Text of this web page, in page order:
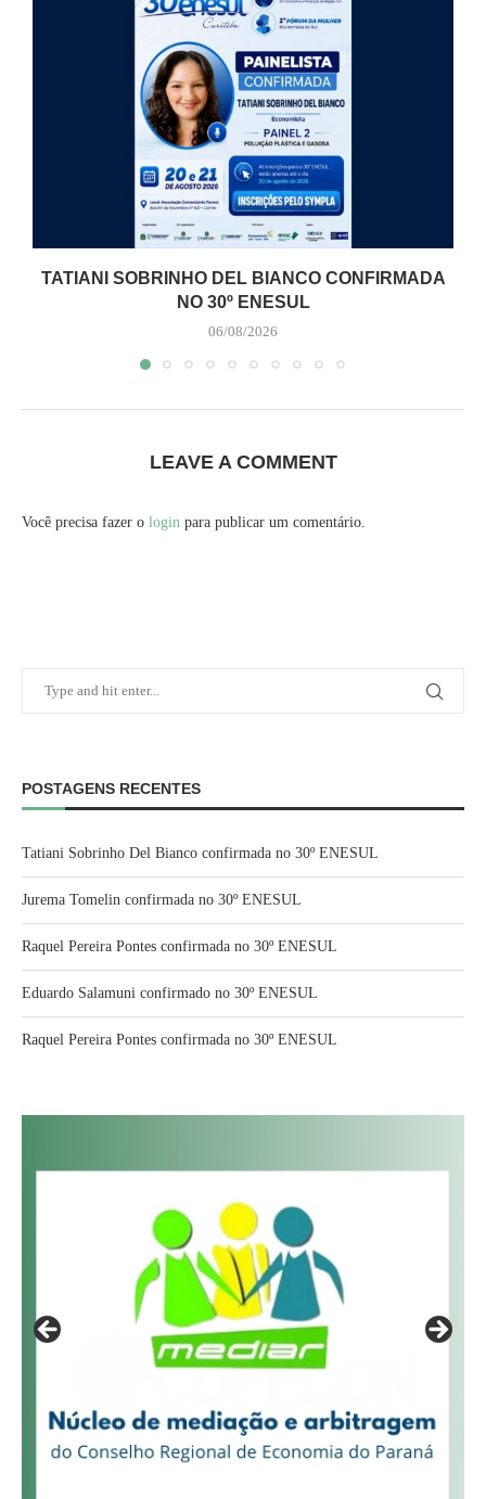
TATIANI SOBRINHO DEL BIANCO CONFIRMADA
NO 30º ENESUL
06/08/2026
LEAVE A COMMENT
Você precisa fazer o login para publicar um comentário.
POSTAGENS RECENTES
Tatiani Sobrinho Del Bianco confirmada no 30º ENESUL
Jurema Tomelin confirmada no 30º ENESUL
Raquel Pereira Pontes confirmada no 30º ENESUL
Eduardo Salamuni confirmado no 30º ENESUL
Raquel Pereira Pontes confirmada no 30º ENESUL